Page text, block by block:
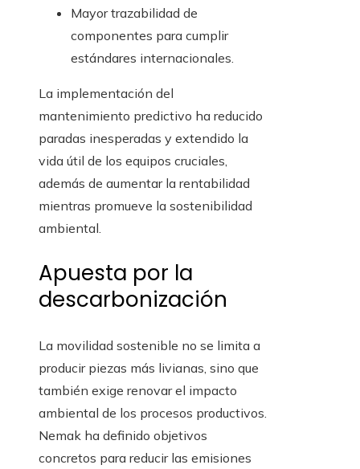
Mayor trazabilidad de
componentes para cumplir
estándares internacionales.
La implementación del
mantenimiento predictivo ha reducido
paradas inesperadas y extendido la
vida útil de los equipos cruciales,
además de aumentar la rentabilidad
mientras promueve la sostenibilidad
ambiental.
Apuesta por la
descarbonización
La movilidad sostenible no se limita a
producir piezas más livianas, sino que
también exige renovar el impacto
ambiental de los procesos productivos.
Nemak ha definido objetivos
concretos para reducir las emisiones